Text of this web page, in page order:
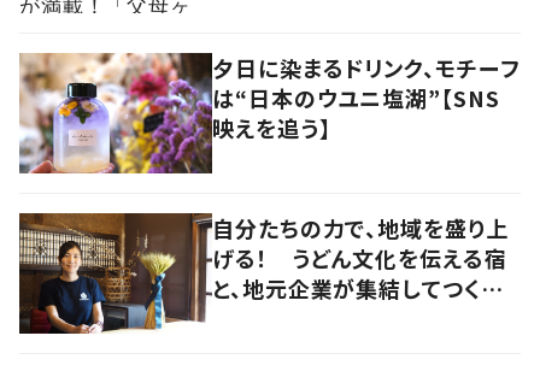
夕日に染まるドリンク、モチーフ
は“日本のウユニ塩湖”【SNS
映えを追う】
自分たちの力で、地域を盛り上
げる！ うどん文化を伝える宿
と、地元企業が集結してつくり